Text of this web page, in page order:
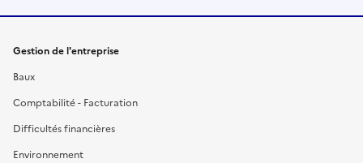
Gestion de l'entreprise
Baux
Comptabilité - Facturation
Difficultés financières
Environnement